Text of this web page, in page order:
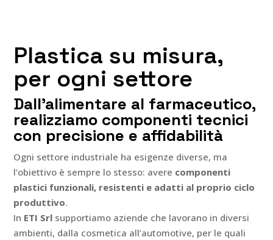
Plastica su misura,
per ogni settore
Dall’alimentare al farmaceutico,
realizziamo componenti tecnici
con precisione e affidabilità
Ogni settore industriale ha esigenze diverse, ma
l’obiettivo è sempre lo stesso: avere componenti
plastici funzionali, resistenti e adatti al proprio ciclo
produttivo.
In ETI Srl supportiamo aziende che lavorano in diversi
ambienti, dalla cosmetica all’automotive, per le quali